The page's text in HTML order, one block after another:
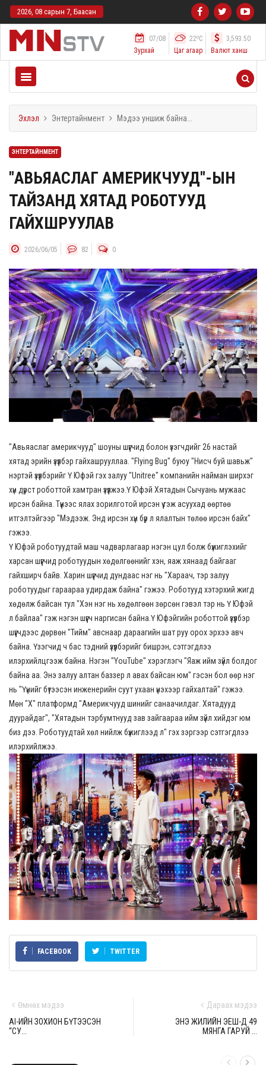
2026, 08 сарын 7, Баасан
07/08
Зурхай
22oC
Цаг агаар
3,593.50
Валют ханш
Эхлэл Энтертайнмент Мэдээ уншиж байна...
ЭНТЕРТАЙНМЕНТ
"АВЬЯАСЛАГ АМЕРИКЧУУД"-ЫН
ТАЙЗАНД ХЯТАД РОБОТУУД
ГАЙХШРУУЛАВ
2026/06/05 82 0
"Авьяаслаг америкчууд" шоуны шүүгчид болон үзэгчдийг 26 настай
хятад эрийн үзүүлбэр гайхашрууллаа. "Flying Bug" буюу "Нисч буй шавьж"
нэртэй үзүүлбэрийг Ү Юфэй гэх залуу "Unitree" компанийн найман ширхэг
хүн дүрст роботтой хамтран үзүүлжээ.Ү Юфэй Хятадын Сычуань мужаас
ирсэн байна. Түүнээс ялах зорилготой ирсэн үү гэж асуухад өөртөө
итгэлтэйгээр "Мэдээж. Энд ирсэн хүн бүр л ялалтын төлөө ирсэн байх"
гэжээ.
Ү Юфэй роботуудтай маш чадварлагаар нэгэн цул болж бүжиглэхийг
харсан шүүгчид роботуудын хөдөлгөөнийг хэн, яаж хянаад байгааг
гайхширч байв. Харин шүүгчид дундаас нэг нь "Хараач, тэр залуу
роботуудыг гараараа удирдаж байна" гэжээ. Роботууд хэтэрхий жигд
хөдөлж байсан тул "Хэн нэг нь хөдөлгөөн зөрсөн гэвэл тэр нь Ү Юфэй
л байлаа" гэж нэгэн шүүгч наргисан байна.Ү Юфэйгийн роботтой үзүүлбэр
шүүгчдээс дөрвөн "Тийм" авснаар дараагийн шат руу орох эрхээ авч
байна. Үзэгчид ч бас тэдний үзүүлбэрийг бишрэн, сэтгэгдлээ
илэрхийлцгээж байна. Нэгэн "YouTube" хэрэглэгч "Яаж ийм зүйл болдог
байна аа. Энэ залуу алтан баззер л авах байсан юм" гэсэн бол өөр нэг
нь "Үүнийг бүтээсэн инженерийн суут ухаан үнэхээр гайхалтай" гэжээ.
Мөн "Х" платформд "Америкчууд шинийг санаачилдаг. Хятадууд
дуурайдаг", "Хятадын тэрбумтнууд зав зайгаараа ийм зүйл хийдэг юм
биз дээ. Роботуудтай хөл нийлж бүжиглээд л" гэх зэргээр сэтгэгдлээ
илэрхийлжээ.
FACEBOOK TWITTER
Өмнөх мэдээ
AI-ИЙН ЗОХИОН БҮТЭЭСЭН
“СУ...
Дараах мэдээ
ЭНЭ ЖИЛИЙН ЭЕШ-Д 49
МЯНГА ГАРУЙ ...